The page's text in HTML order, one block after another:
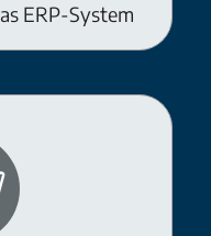
ERP-System